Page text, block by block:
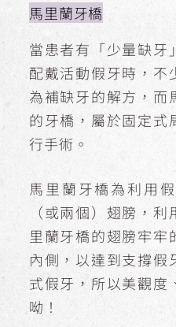
馬里蘭牙橋
當患者有「少量缺牙
配戴活動假牙時，不
為補缺牙的解方，而
的牙橋，屬於固定式
行手術。
馬里蘭牙橋為利用
（或兩個）翅膀，
里蘭牙橋的翅膀牢牢
內側，以達到支撐假
式假牙，所以美觀度
呦！